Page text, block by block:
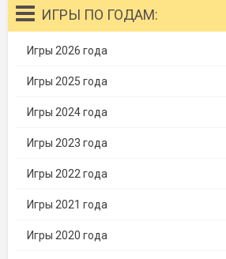
ИГРЫ ПО ГОДАМ:
Игры 2026 года
Игры 2025 года
Игры 2024 года
Игры 2023 года
Игры 2022 года
Игры 2021 года
Игры 2020 года